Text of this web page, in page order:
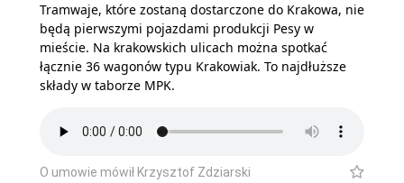
Tramwaje, które zostaną dostarczone do Krakowa, nie
będą pierwszymi pojazdami produkcji Pesy w
mieście. Na krakowskich ulicach można spotkać
łącznie 36 wagonów typu Krakowiak. To najdłuższe
składy w taborze MPK.
O umowie mówił Krzysztof Zdziarski